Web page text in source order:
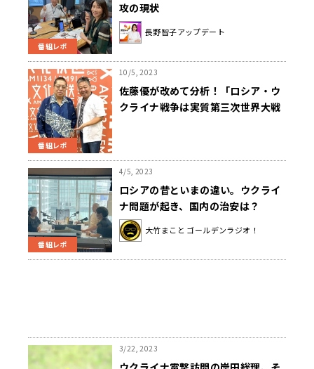
番組レポ
攻の現状
長野智子アップデート
番組レポ
10/5, 2023
佐藤優が改めて分析！「ロシア・ウ
クライナ戦争は実質第三次世界大戦
番組レポ
4/5, 2023
ロシアの昔といまの違い。ウクライ
ナ問題が起き、国内の治安は？
大竹まこと ゴールデンラジオ！
3/22, 2023